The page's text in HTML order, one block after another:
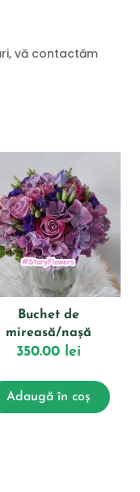
vă contactăm
Buchet de
mireasă/nașă
350.00 lei
Adaugă în coș